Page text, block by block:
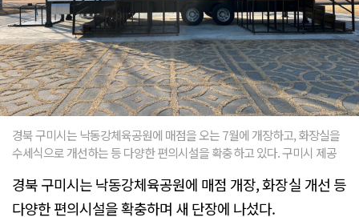
경북 구미시는 낙동강체육공원에 매점을 오는 7월에 개장하고, 화장실을
수세식으로 개선하는 등 다양한 편의시설을 확충하고 있다. 구미시 제공
경북 구미시는 낙동강체육공원에 매점 개장, 화장실 개선 등
다양한 편의시설을 확충하며 새 단장에 나섰다.